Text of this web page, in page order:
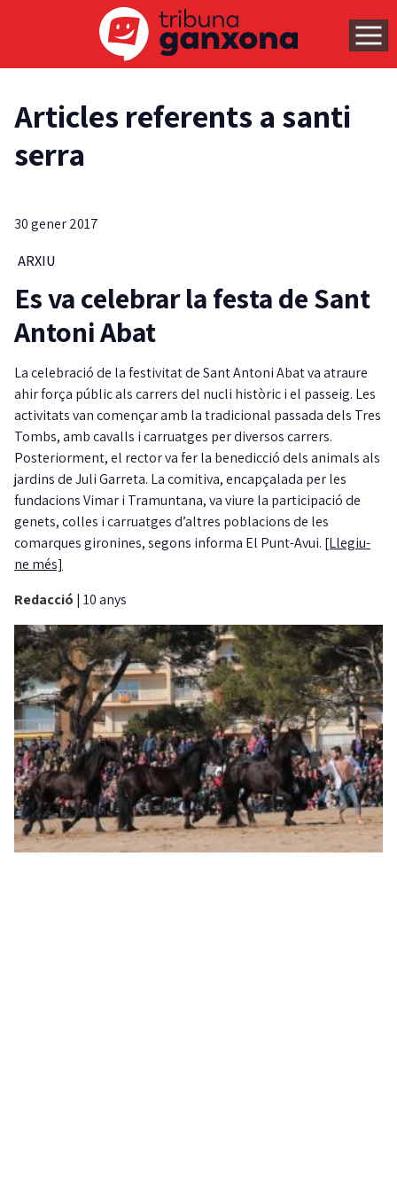
Articles referents a santi
serra
30 gener 2017
ARXIU
Es va celebrar la festa de Sant
Antoni Abat
La celebració de la festivitat de Sant Antoni Abat va atraure
ahir força públic als carrers del nucli històric i el passeig. Les
activitats van començar amb la tradicional passada dels Tres
Tombs, amb cavalls i carruatges per diversos carrers.
Posteriorment, el rector va fer la benedicció dels animals als
jardins de Juli Garreta. La comitiva, encapçalada per les
fundacions Vimar i Tramuntana, va viure la participació de
genets, colles i carruatges d’altres poblacions de les
comarques gironines, segons informa El Punt-Avui. [Llegiu-
ne més]
Redacció | 10 anys